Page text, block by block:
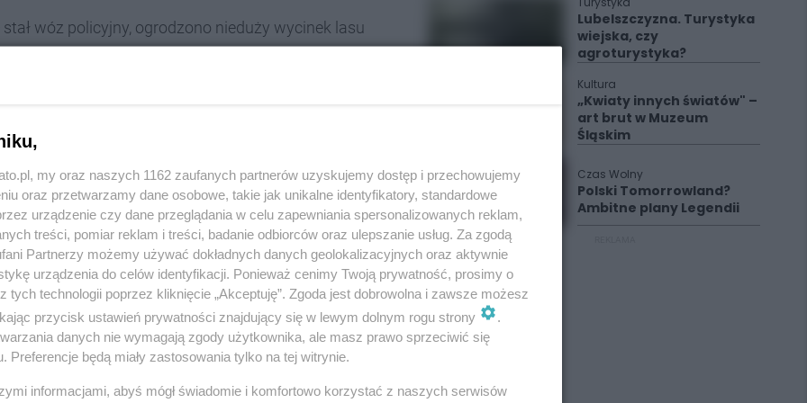
wóz policyjny, ogrodzono nieduży wycinek lasu
wojskowy z napisem "patrol saperski". Jasne
zgłoszenie. Leśniczy znalazł w Lesie
Owsianej, pocisk. Najprawdopodobniej
kaliber 80 mm. Zabezpieczyliśmy ten
- mówi młodszy aspirant Łukasz
Policji w Katowicach.
Lubelszczyzna. Turystyka
wiejska, czy
agroturystyka?
Kultura
„Kwiaty innych światów" –
art brut w Muzeum
Śląskim
Czas Wolny
Polski Tomorrowland?
Ambitne plany Legendii
my oraz naszych 1162 zaufanych partnerów uzyskujemy dostęp i przechowujemy
oraz przetwarzamy dane osobowe, takie jak unikalne identyfikatory, standardowe
urządzenie czy dane przeglądania w celu zapewniania spersonalizowanych reklam,
treści, pomiar reklam i treści, badanie odbiorców oraz ulepszanie usług. Za zgodą
Partnerzy możemy używać dokładnych danych geolokalizacyjnych oraz aktywnie
urządzenia do celów identyfikacji. Ponieważ cenimy Twoją prywatność, prosimy o
tych technologii poprzez kliknięcie „Akceptuję”. Zgoda jest dobrowolna i zawsze możesz
przycisk ustawień prywatności znajdujący się w lewym dolnym rogu strony
danych nie wymagają zgody użytkownika, ale masz prawo sprzeciwić się
Preferencje będą miały zastosowania tylko na tej witrynie.
informacjami, abyś mógł świadomie i komfortowo korzystać z naszych serwisów